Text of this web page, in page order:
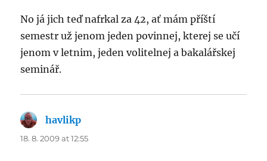
No já jich teď nafrkal za 42, ať mám příští
semestr už jenom jeden povinnej, kterej se učí
jenom v letnim, jeden volitelnej a bakalářskej
seminář.
havlikp
18. 8. 2009 at 12:55